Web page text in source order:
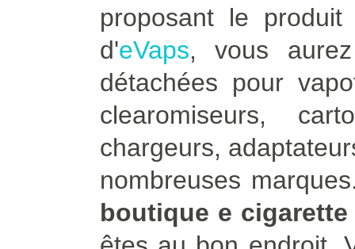
proposant le
d'eVaps, vous
détachées pour
clearomiseurs,
chargeurs,
nombreuses
boutique e